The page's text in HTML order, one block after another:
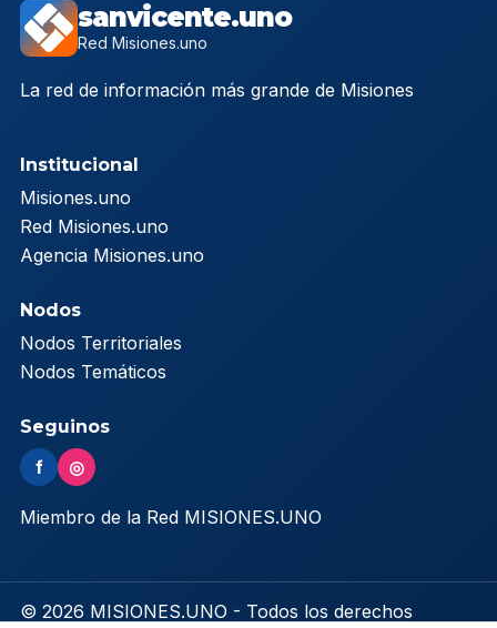
sanvicente.uno
Red Misiones.uno
La red de información más grande de Misiones
Institucional
Misiones.uno
Red Misiones.uno
Agencia Misiones.uno
Nodos
Nodos Territoriales
Nodos Temáticos
Seguinos
f ◎
Miembro de la Red MISIONES.UNO
© 2026 MISIONES.UNO - Todos los derechos